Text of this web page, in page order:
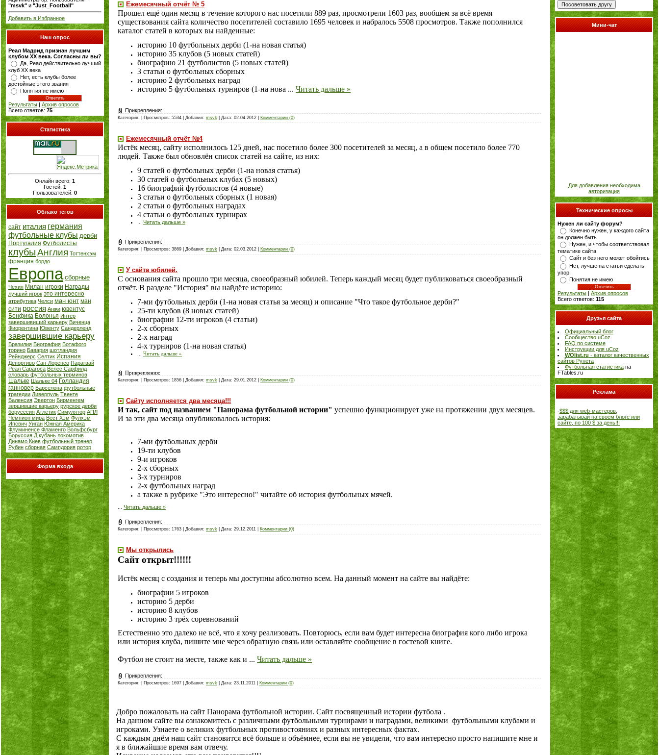
"msvk" и "Just_Football"
Добавить в Избранное
Наш опрос
Реал Мадрид признан лучшим
клубом ХХ века. Согласны ли вы?
Да, Реал действительно лучший
клуб ХХ века
Нет, есть клубы более
достойные этого звания
Понятия не имею
Результаты | Архив опросов
Всего ответов: 75
Статистика
Онлайн всего: 1
Гостей: 1
Пользователей: 0
Облако тегов
сайт италия германия
футбольные клубы дерби
Португалия Футболисты
клубыАнглия Тоттенхэм
франция бордо
Европа сборные
Чехия Милан игроки Награды
лучший игрок это интересно
атрибутика Челси ман юнт ман
сити россия Анжи ювентус
Бенфика Болонья Интер
завершивиший карьеру Виченца
Фиорентина Ювенту Сандерленд
завершившие карьеру
Бразилия Биография Ботафого
торино Бавария шотландия
Рейнджерс Селтик Испания
Депортиво Сан-Лоренсо Парагвай
Реал Сарагоса Велес Сарфилд
словарь футбольных терминов
Шальке Шальке 04 Голландия
ганновер Барселона футбольные
трагедии Ливерпуль Твенте
Валенсия Эвертон Бирменгем
зершившие карьеру рурское дерби
борусссия Атлетик Симулятор АПЛ
Чемпион мира Вест Хэм Фулхэм
Ипсвич Уиган Южная Америка
Флуминенсе Фламенго Вольфсбург
Боруссия Д кубань локомотив
Динамо Киев футбольный тренер
Рубин сборная Сампдория ротор
Форма входа
Ежемесячный отчёт № 5
Прошел ещё один месяц в течение которого нас посетили 889 раз, просмотрели 1603 раз, вообщем за всё время
существования сайта количество посетителей составило 1695 человек и набралось 5508 просмотров. Также пополнился
каталог статей в которых вы найденные:
историю 10 футбольных дерби (1-на новая статья)
историю 35 клубов (5 новых статей)
биографию 21 футболистов (5 новых статей)
3 статьи о футбольных сборных
историю 2 футбольных наград
историю 5 футбольных турниров (1-на нова ... Читать дальше »
Прикрепления:
Категория: | Просмотров: 5534 | Добавил: msvk | Дата: 02.04.2012 Комментарии (0)
Ежемесячный отчёт №4
Истёк месяц, сайту исполнилось 125 дней, нас посетило более 300 посетителей за месяц, а в общем посетило более 770
людей. Также был обновлён список статей на сайте, из них:
9 статей о футбольных дерби (1-на новая статья)
30 статей о футбольных клубах (5 новых)
16 биографий футболистов (4 новые)
3 статьи о футбольных сборных (1 новая)
2 статьи о футбольных наградах
4 статьи о футбольных турнирах
Читать дальше »
Прикрепления:
Категория: | Просмотров: 3869 | Добавил: msvk | Дата: 02.03.2012 Комментарии (0)
У сайта юбилей.
С основания сайта прошло три месяца, своеобразный юбилей. Теперь каждый месяц будет публиковаться своеобразный
отчёт. В разделе "История" вы найдёте историю:
7-ми футбольных дерби (1-на новая статья за месяц) и описание "Что такое футбольное дерби?"
25-ти клубов (8 новых статей)
биографии 12-ти игроков (4 статьи)
2-х сборных
2-х наград
4-х турниров (1-на новая статья)
Читать дальше »
Прикрепления:
Категория: | Просмотров: 1856 | Добавил: msvk | Дата: 29.01.2012 Комментарии (0)
Сайту исполняется два месяца!!!
И так, сайт под названием "Панорама футбольной истории" успешно функционирует уже на протяжении двух месяцев.
И за эти два месяца опубликовалось история:
7-ми футбольных дерби
19-ти клубов
9-и игроков
2-х сборных
3-х турниров
2-х футбольных наград
а также в рубрике "Это интересно!" читайте об история футбольных мячей.
Читать дальше »
Прикрепления:
Категория: | Просмотров: 1763 | Добавил: msvk | Дата: 29.12.2011 Комментарии (0)
Мы открылись
Сайт открыт!!!!!!
Истёк месяц с создания и теперь мы доступны абсолютно всем. На данный момент на сайте вы найдёте:
биографии 5 игроков
историю 5 дерби
историю 8 клубов
историю 3 трёх соревнований
Естественно это далеко не всё, что я хочу реализовать. Повторюсь, если вам будет интересна биография кого либо игрока
или история клуба, пишите мне через обратную связь или оставляйте сообщение в гостевой книге.
Футбол не стоит на месте, также как и ... Читать дальше »
Прикрепления:
Категория: | Просмотров: 1697 | Добавил: msvk | Дата: 23.11.2011 Комментарии (0)
Добро пожаловать на сайт Панорама футбольной истории. Сайт посвященный истории футбола .
На данном сайте вы ознакомитесь с различными футбольными турнирами и наградами, великими футбольными клубами и
игроками. Узнаете о великих футбольных противостояниях и разных интересных фактах.
С каждым днём наш сайт становится всё больше и объёмнее, если вы не увидели, что вам интересно просто напишите мне и
я в ближайшие время вам отвечу.
Мини-чат
Для добавления необходима
авторизация
Технические опросы
Нужен ли сайту форум?
Конечно нужен, у каждого сайта
он должен быть
Нужен, и чтобы соответствовал
тематике сайта
Сайт и без него может обойтись
Нет, лучше на статьи сделать
упор.
Понятия не имею
Результаты | Архив опросов
Всего ответов: 115
Друзья сайта
Официальный блог
Сообщество uCoz
FAQ по системе
Инструкции для uCoz
WOlist.ru - каталог качественных
сайтов Рунета
Футбольная статистикана
FTables.ru
Реклама
-$$$ для web-мастеров,
зарабатывай на своем блоге или
сайте, по 100 $ за день!!!